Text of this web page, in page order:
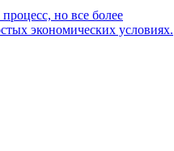
но все более
экономических условиях.